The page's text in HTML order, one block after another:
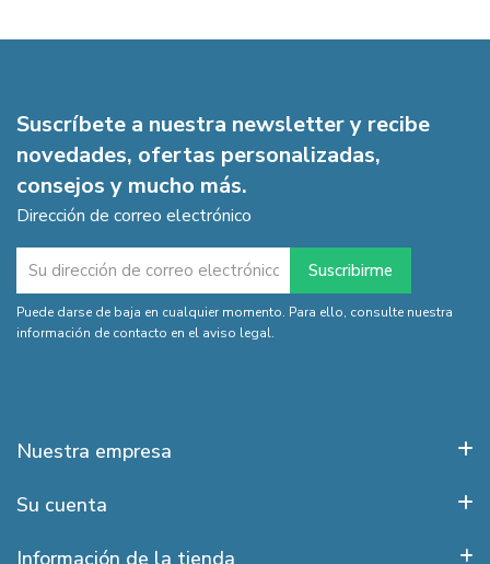
Suscríbete a nuestra newsletter y recibe
novedades, ofertas personalizadas,
consejos y mucho más.
Dirección de correo electrónico
Puede darse de baja en cualquier momento. Para ello, consulte nuestra
información de contacto en el aviso legal.
Nuestra empresa
Su cuenta
Información de la tienda